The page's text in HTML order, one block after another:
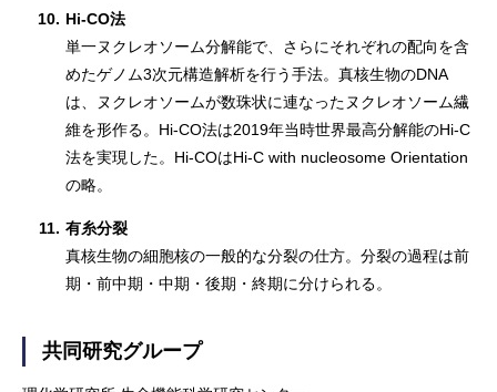
10. Hi-CO法
単一ヌクレオソーム分解能で、さらにそれぞれの配向を含
めたゲノム3次元構造解析を行う手法。真核生物のDNA
は、ヌクレオソームが数珠状に連なったヌクレオソーム繊
維を形作る。Hi-CO法は2019年当時世界最高分解能のHi-C
法を実現した。Hi-COはHi-C with nucleosome Orientation
の略。
11. 有糸分裂
真核生物の細胞核の一般的な分裂の仕方。分裂の過程は前
期・前中期・中期・後期・終期に分けられる。
共同研究グループ